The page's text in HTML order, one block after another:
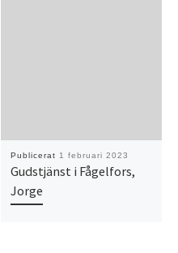
Publicerat 1 februari 2023
Gudstjänst i Fågelfors,
Jorge